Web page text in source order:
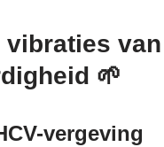
vibraties van
🌱
vergeving